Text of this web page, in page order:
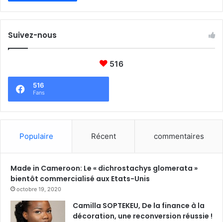
Suivez-nous
516
516
Fans
Populaire Récent commentaires
Made in Cameroon: Le « dichrostachys glomerata »
bientôt commercialisé aux Etats-Unis
octobre 19, 2020
Camilla SOPTEKEU, De la finance à la
décoration, une reconversion réussie !